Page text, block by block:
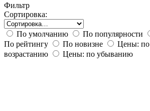
Фильтр
Сортировка:
По умолчанию
По популярности
По рейтингу
По новизне
Цены: по
возрастанию
Цены: по убыванию